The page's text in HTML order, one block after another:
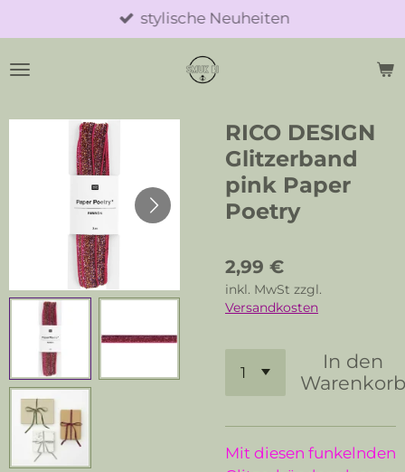
Hauptinhalt
springen
stylische Neuheiten
RICO DESIGN
Glitzerband
pink Paper
Poetry
2,99 €
inkl. MwSt zzgl.
Versandkosten
In den
Mit diesen funkelnden